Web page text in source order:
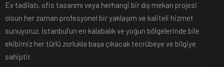
Ev tadilatı, ofis tasarımı veya herhangi bir dış mekan projesi
olsun her zaman profesyonel bir yaklaşım ve kaliteli hizmet
sunuyoruz. İstanbul’un en kalabalık ve yoğun bölgelerinde bile
ekibimiz her türlü zorlukla başa çıkacak tecrübeye ve bilgiye
sahiptir.